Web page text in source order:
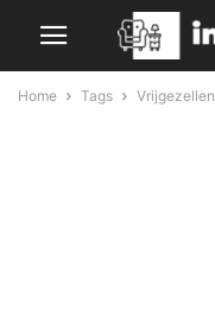
Home Tags Vrijgezellen